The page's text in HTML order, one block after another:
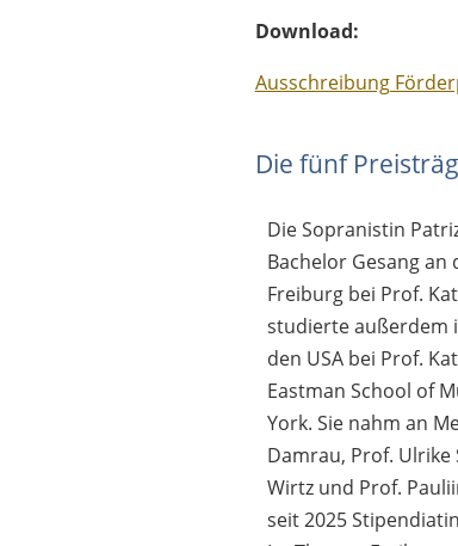
Download:
Ausschreibung
Die fünf
Die Sopranistin
Bachelor Gesang
Freiburg bei Prof.
studierte außerdem
den USA bei Prof.
Eastman School of
York. Sie nahm an
Damrau, Prof.
Wirtz und Prof.
seit 2025